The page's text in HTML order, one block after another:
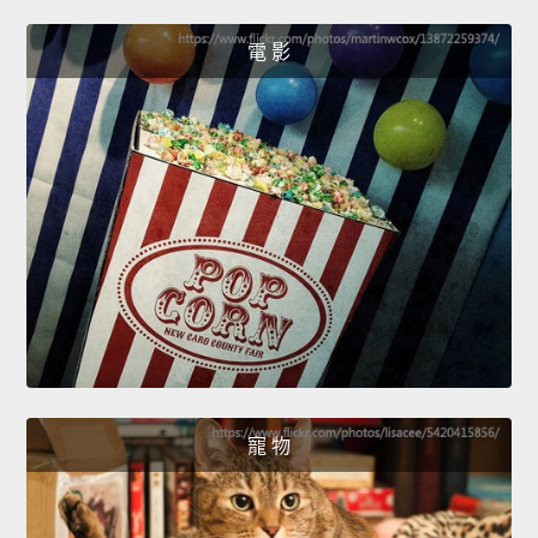
電 影
寵 物